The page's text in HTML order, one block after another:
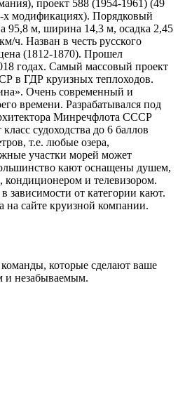
проект 588 (1954-1961) (49
х модификациях). Порядковый
95,8 м, ширина 14,3 м, осадка 2,45
ч. Назван в честь русского
(1812-1870). Прошел
годах. Самый массовый проект
в ГДР круизных теплоходов.
Очень современный и
времени. Разрабатывался под
Минречфлота СССР
судоходства до 6 баллов
т.е. любые озера,
участки морей может
кают оснащены душем,
кондиционером и телевизором.
зависимости от категории кают.
на сайте круизной компании.
которые сделают ваше
и незабываемым.